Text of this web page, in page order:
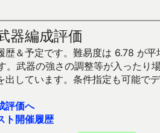
器編成評価
歴＆予定です。難易度は 6.78 が
。武器の強さの調整等が入ったり
出しています。条件指定も可能で
評価へ
ト開催履歴